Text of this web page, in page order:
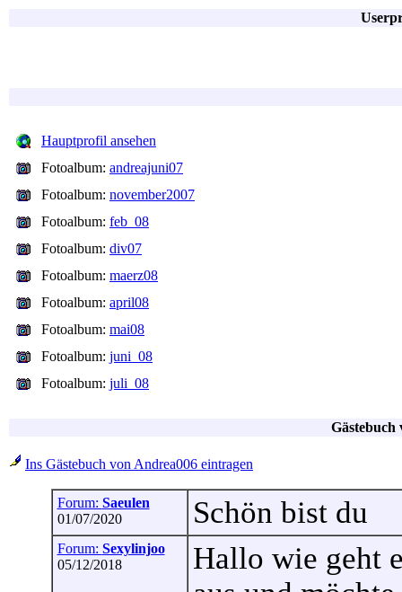
Hauptprofil ansehen
Fotoalbum: andreajuni07
Fotoalbum: november2007
Fotoalbum: feb_08
Fotoalbum: div07
Fotoalbum: maerz08
Fotoalbum: april08
Fotoalbum: mai08
Fotoalbum: juni_08
Fotoalbum: juli_08
Gästebuch
Ins Gästebuch von Andrea006 eintragen
Forum: Saeulen
01/07/2020
Schön bist du
Forum: Sexylinjoo
05/12/2018
Hallo wie geht